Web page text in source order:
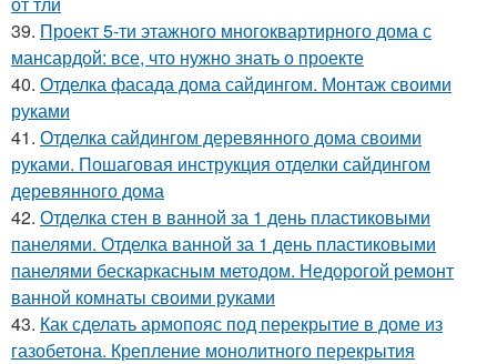
39. Проект 5-ти этажного многоквартирного дома с
мансардой: все, что нужно знать о проекте
40. Отделка фасада дома сайдингом. Монтаж своими
руками
41. Отделка сайдингом деревянного дома своими
руками. Пошаговая инструкция отделки сайдингом
деревянного дома
42. Отделка стен в ванной за 1 день пластиковыми
панелями. Отделка ванной за 1 день пластиковыми
панелями бескаркасным методом. Недорогой ремонт
ванной комнаты своими руками
43. Как сделать армопояс под перекрытие в доме из
газобетона. Крепление монолитного перекрытия